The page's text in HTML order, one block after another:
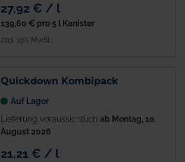
27,92 € / l
139,60 € pro 5 l Kanister
zzgl. 19% MwSt.
Quickdown Kombipack
Auf Lager
Lieferung voraussichtlich ab Montag, 10.
August 2026
21,21 € / l